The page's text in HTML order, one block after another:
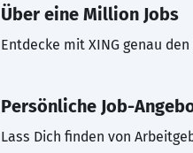
Über eine Million Jobs
Entdecke mit XING genau
Persönliche Job-
Lass Dich finden von